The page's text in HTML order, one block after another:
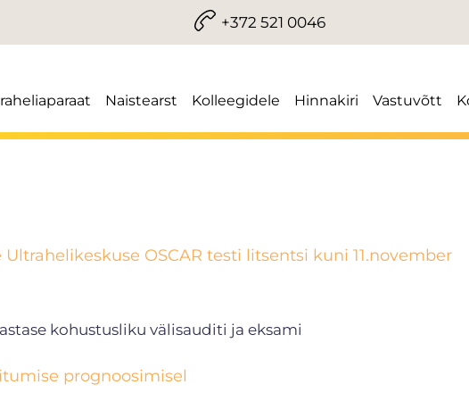
+372 521 0046
Naistearst Kolleegidele Hinnakiri Vastuvõtt
OSCAR testi litsentsi kuni 11.november
kohustusliku välisauditi ja eksami
prognoosimisel